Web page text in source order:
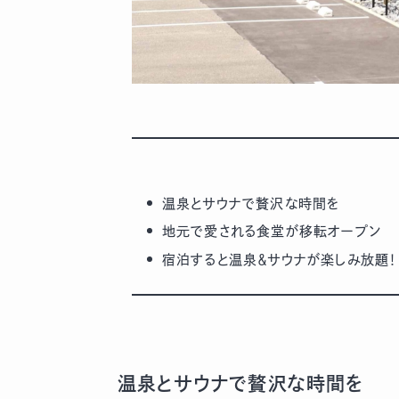
温泉とサウナで贅沢な時間を
地元で愛される食堂が移転オープン
宿泊すると温泉＆サウナが楽しみ放題！
温泉とサウナで贅沢な時間を